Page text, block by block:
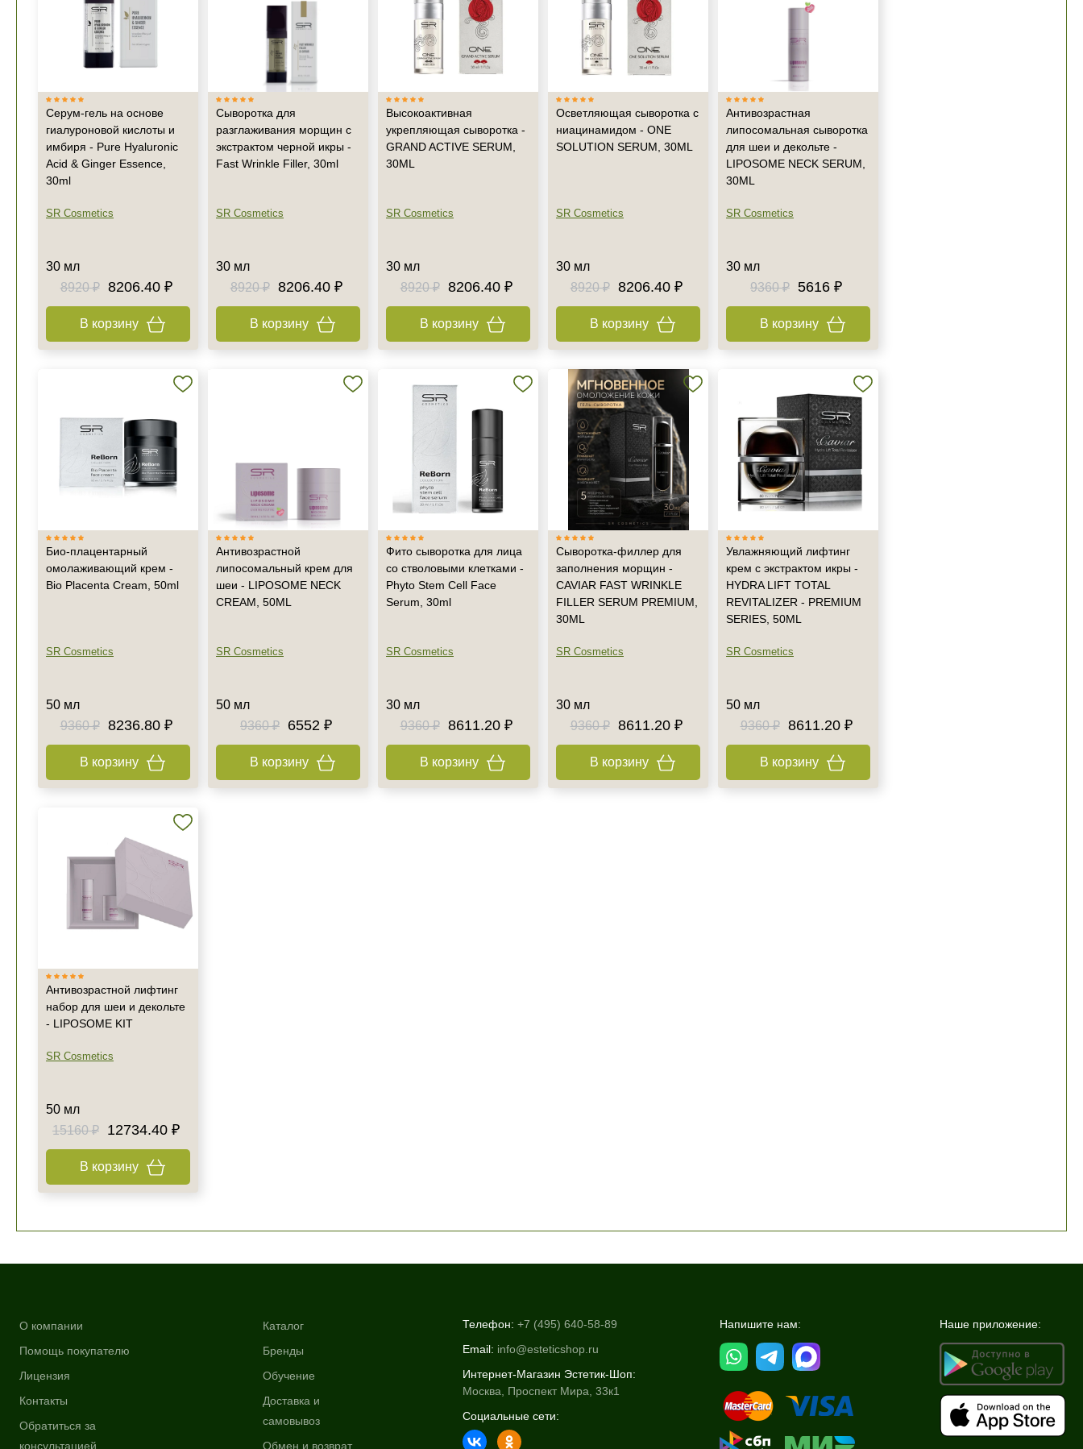
Серум-гель на основе
гиалуроновой кислоты и
имбиря - Pure Hyaluronic
Acid & Ginger Essence,
30ml
SR Cosmetics
30 мл
8920 ₽
8206.40 ₽
В корзину
Сыворотка для
разглаживания морщин с
экстрактом черной икры -
Fast Wrinkle Filler, 30ml
SR Cosmetics
30 мл
8920 ₽
8206.40 ₽
В корзину
Высокоактивная
укрепляющая сыворотка -
GRAND ACTIVE SERUM,
30ML
SR Cosmetics
30 мл
8920 ₽
8206.40 ₽
В корзину
Осветляющая сыворотка с
ниацинамидом - ONE
SOLUTION SERUM, 30ML
SR Cosmetics
30 мл
8920 ₽
8206.40 ₽
В корзину
Антивозрастная
липосомальная сыворотка
для шеи и декольте -
LIPOSOME NECK SERUM,
30ML
SR Cosmetics
30 мл
9360 ₽ 5616 ₽
В корзину
Био-плацентарный
омолаживающий крем -
Bio Placenta Cream, 50ml
SR Cosmetics
50 мл
9360 ₽
8236.80 ₽
В корзину
Антивозрастной
липосомальный крем для
шеи - LIPOSOME NECK
CREAM, 50ML
SR Cosmetics
50 мл
9360 ₽
6552 ₽
В корзину
Фито сыворотка для лица
со стволовыми клетками -
Phyto Stem Cell Face
Serum, 30ml
SR Cosmetics
30 мл
9360 ₽
8611.20 ₽
В корзину
Сыворотка-филлер для
заполнения морщин -
CAVIAR FAST WRINKLE
FILLER SERUM PREMIUM,
30ML
SR Cosmetics
30 мл
9360 ₽
8611.20 ₽
В корзину
Увлажняющий лифтинг
крем с экстрактом икры -
HYDRA LIFT TOTAL
REVITALIZER - PREMIUM
SERIES, 50ML
SR Cosmetics
50 мл
9360 ₽
8611.20 ₽
В корзину
Антивозрастной лифтинг
набор для шеи и декольте
- LIPOSOME KIT
SR Cosmetics
50 мл
15160 ₽
12734.40 ₽
В корзину
О компании
Помощь покупателю
Лицензия
Контакты
Обратиться за
консультацией
Каталог
Бренды
Обучение
Доставка и
самовывоз
Обмен и возврат
Телефон: +7 (495) 640-58-89
Email: info@esteticshop.ru
Интернет-Магазин Эстетик-Шоп:
Москва, Проспект Мира, 33к1
Социальные сети:
Напишите нам: Наше приложение:
Не показывать предложение о консультации
+7 (495) 640-58-89
+7 (929) 933-09-89